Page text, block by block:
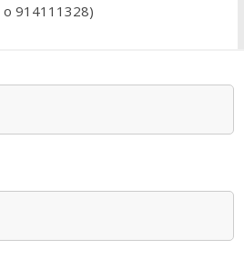
o 914111328)